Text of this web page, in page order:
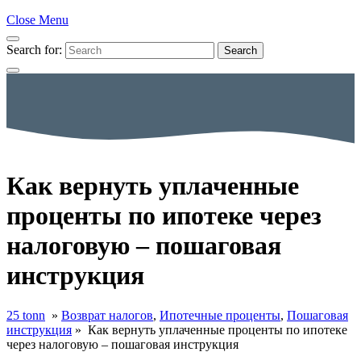
Close Menu
Search for: Search
Как вернуть уплаченные
проценты по ипотеке через
налоговую – пошаговая
инструкция
25 tonn » Возврат налогов, Ипотечные проценты, Пошаговая
инструкция » Как вернуть уплаченные проценты по ипотеке
через налоговую – пошаговая инструкция